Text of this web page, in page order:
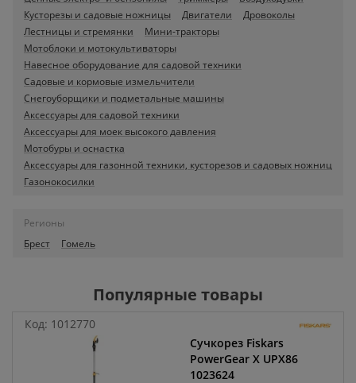
Кусторезы и садовые ножницы
Двигатели
Дровоколы
Лестницы и стремянки
Мини-тракторы
Мотоблоки и мотокультиваторы
Навесное оборудование для садовой техники
Садовые и кормовые измельчители
Снегоуборщики и подметальные машины
Аксессуары для садовой техники
Аксессуары для моек высокого давления
Мотобуры и оснастка
Аксессуары для газонной техники, кусторезов и садовых ножниц
Газонокосилки
Регионы
Брест
Гомель
Популярные товары
Код: 1012770
Сучкорез Fiskars
PowerGear X UPX86
1023624